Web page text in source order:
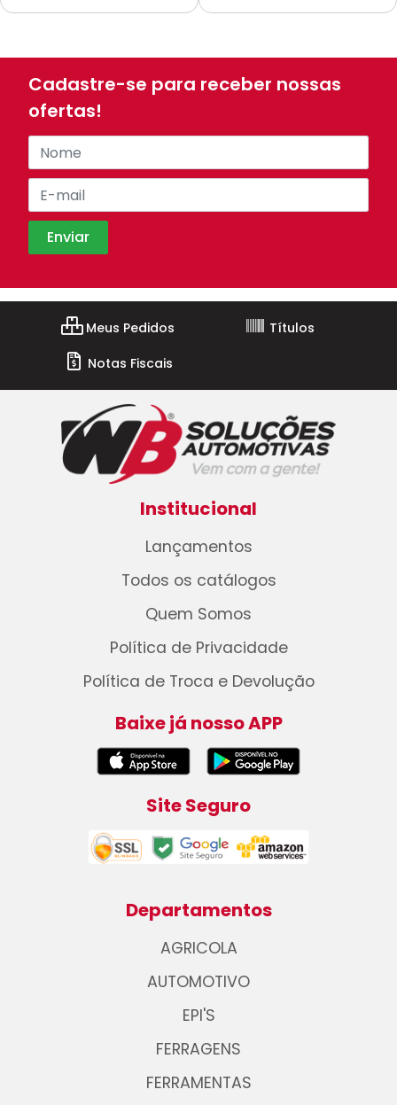
Cadastre-se para receber nossas
ofertas!
Meus Pedidos
Títulos
Notas Fiscais
Institucional
Lançamentos
Todos os catálogos
Quem Somos
Política de Privacidade
Política de Troca e Devolução
Baixe já nosso APP
Site Seguro
Departamentos
AGRICOLA
AUTOMOTIVO
EPI'S
FERRAGENS
FERRAMENTAS